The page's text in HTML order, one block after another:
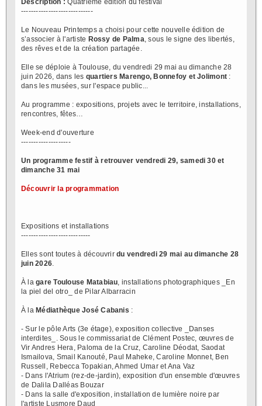
-----------------------------
Le Nouveau Printemps a choisi pour cette nouvelle édition de
s’associer à l'artiste Rossy de Palma , sous le signe des libertés,
des rêves et de la création partagée.
Elle se déploie à Toulouse, du vendredi 29 mai au dimanche 28
juin 2026, dans les quartiers Marengo, Bonnefoy et Jolimont :
dans les musées, sur l'espace public...
Au programme : expositions, projets avec le territoire, installations,
rencontres, fêtes…
Week-end d'ouverture
--------------------
Un programme festif à retrouver vendredi 29, samedi 30 et
dimanche 31 mai
Découvrir la programmation
Expositions et installations
----------------------------
Elles sont toutes à découvrirdu vendredi 29 mai au dimanche 28
juin 2026
À lagare Toulouse Matabiau , installations photographiques _En
la piel del otro_ de Pilar Albarracin
À laMédiathèque José Cabanis :
- Sur le pôle Arts (3e étage), exposition collective _Danses
interdites_. Sous le commissariat de Clément Postec, œuvres de
Vir Andres Hera, Paloma de la Cruz, Caroline Déodat, Saodat
Ismailova, Smail Kanouté, Paul Maheke, Caroline Monnet, Ben
Russell, Rebecca Topakian, Ahmed Umar et Ana Vaz
- Dans l'Atrium (rez-de-jardin), exposition d'un ensemble d'œuvres
de Dalila Dalléas Bouzar
- Dans la salle d'exposition, installation de lumière noire par
l'artiste Lusmore Daud